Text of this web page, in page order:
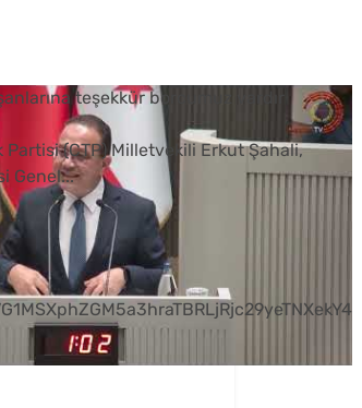
teşekkür borcumuz vardır
(CTP) Milletvekili Erkut Şahali,
Genel...